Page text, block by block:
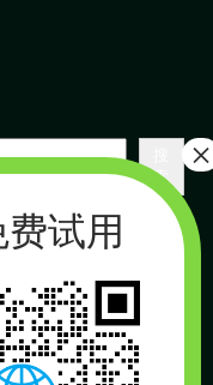
索
部） 北京 长沙
（微信同